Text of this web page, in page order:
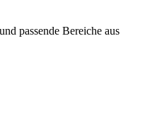
passende Bereiche aus